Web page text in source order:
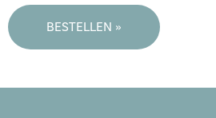
BESTELLEN »